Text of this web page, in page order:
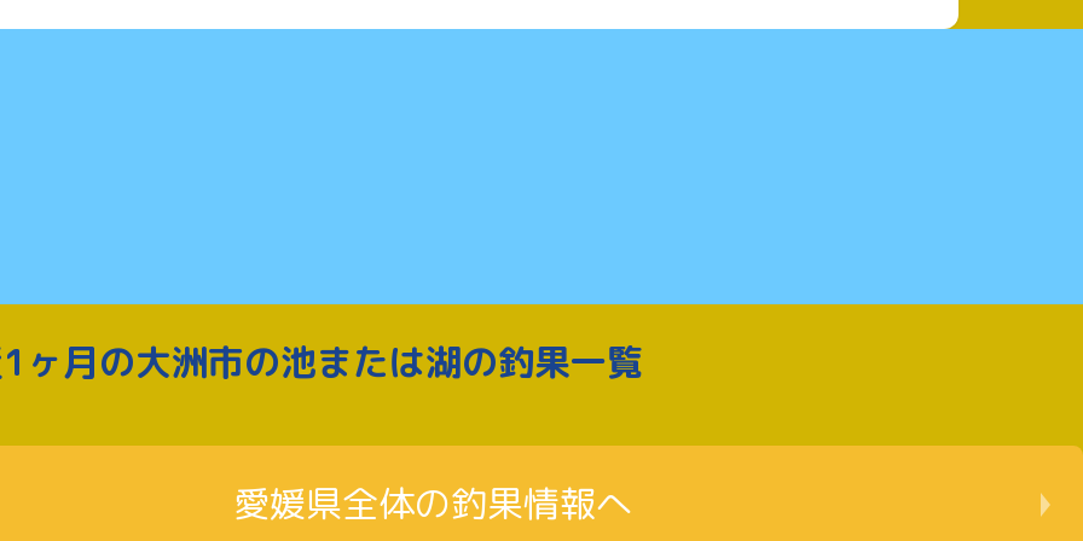
ヶ月の大洲市の池または湖の釣果一覧
愛媛県全体の釣果情報へ